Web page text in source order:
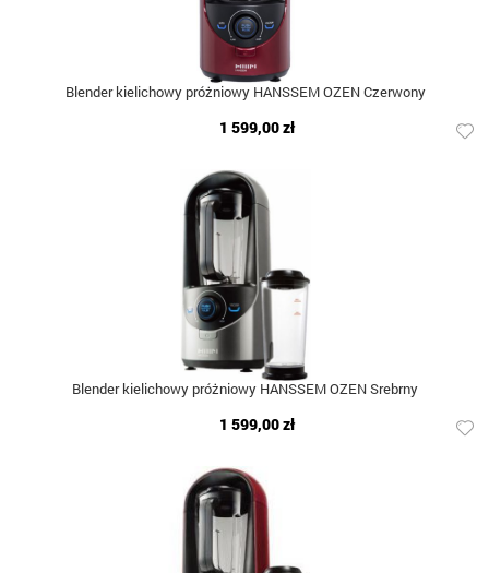
Blender kielichowy próżniowy HANSSEM OZEN Czerwony
1 599,00 zł
Blender kielichowy próżniowy HANSSEM OZEN Srebrny
1 599,00 zł